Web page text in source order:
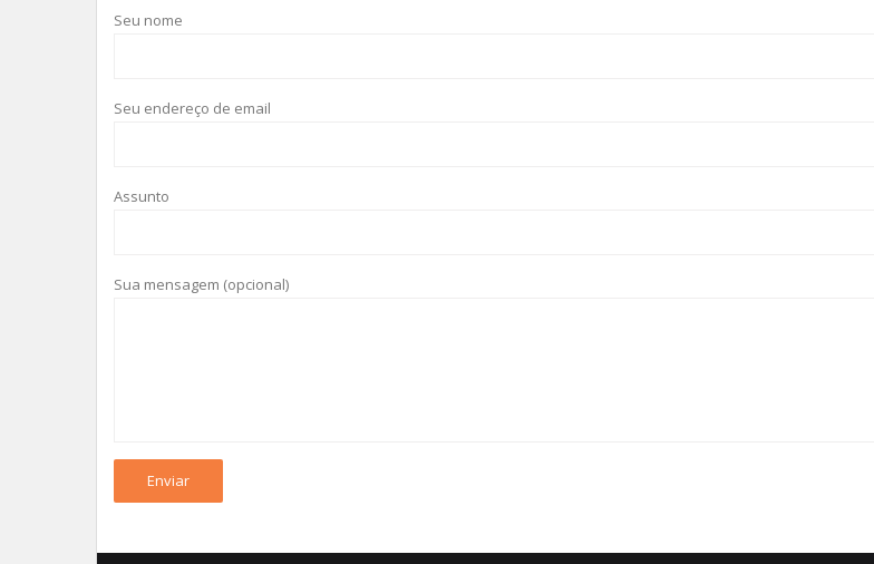
Seu nome
Seu endereço de email
Assunto
Sua mensagem (opcional)